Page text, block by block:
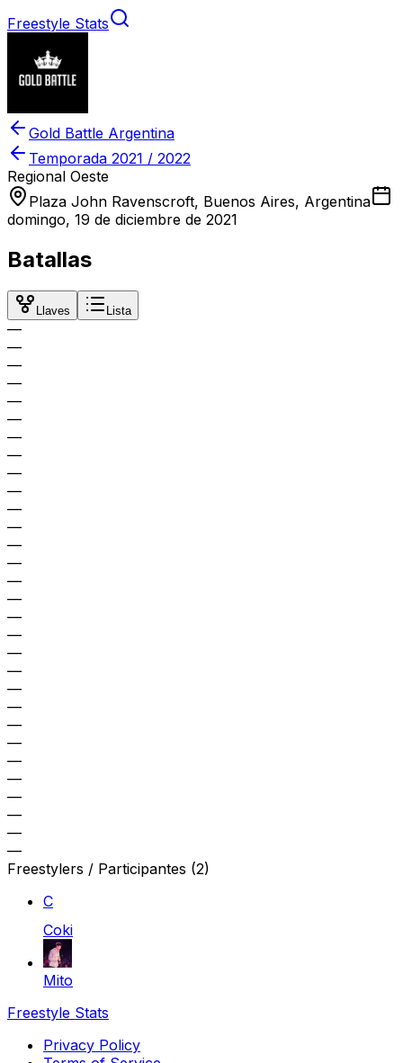
Freestyle Stats
Gold Battle Argentina
Temporada 2021 / 2022
Regional Oeste
Plaza John Ravenscroft, Buenos Aires, Argentina
domingo, 19 de diciembre de 2021
Batallas
Llaves Lista
—
—
—
—
—
—
—
—
—
—
—
—
—
—
—
—
—
—
—
—
—
—
—
—
—
—
—
—
—
—
Freestylers / Participantes (2)
C
Coki
Mito
Freestyle Stats
Privacy Policy